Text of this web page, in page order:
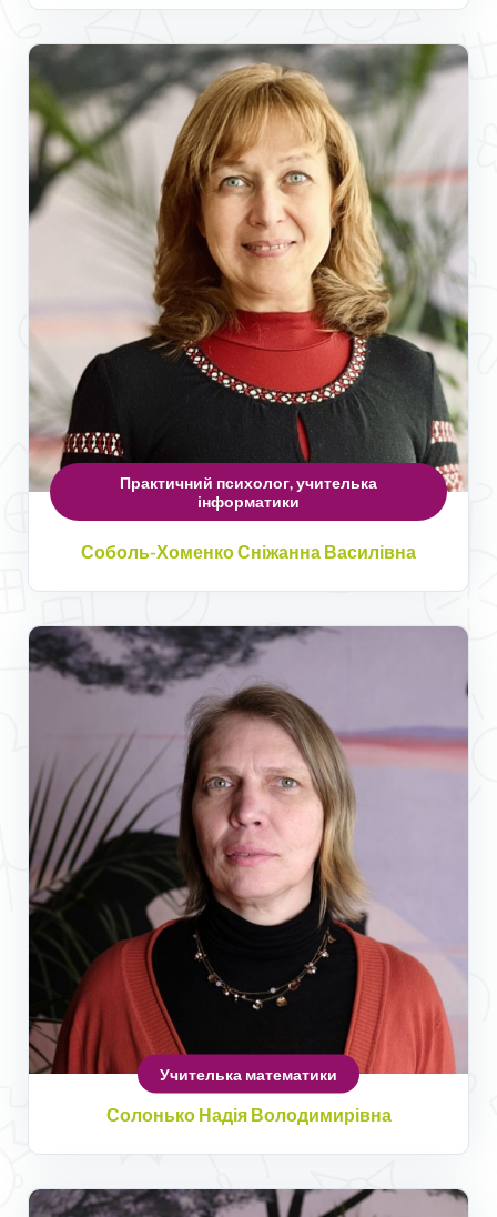
Практичний психолог, учителька
інформатики
Соболь-Хоменко Сніжанна Василівна
Учителька математики
Солонько Надія Володимирівна